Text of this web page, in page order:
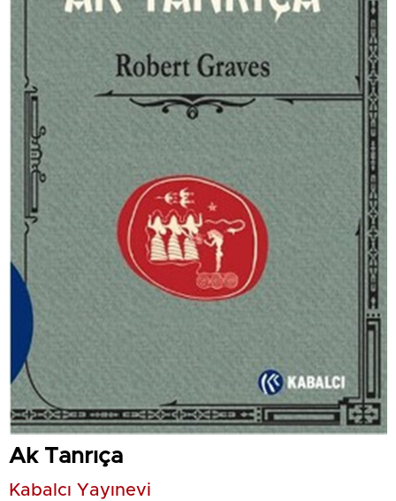
Ak Tanrıça
Kabalcı Yayınevi